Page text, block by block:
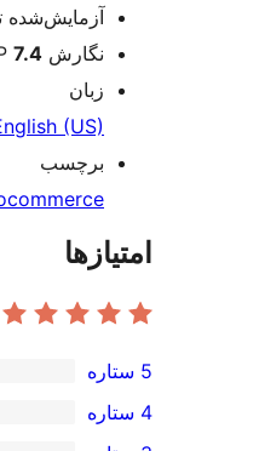
آزمایش‌شده
نگارش PHP 7.4 یا بالاتر
زبان
(US)
برچسب
امتیازها
امتیاز
2
5 ستاره
امتیاز
4 ستاره